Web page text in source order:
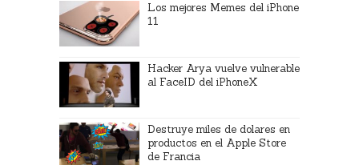
Los mejores Memes del iPhone
11
Hacker Arya vuelve vulnerable
al FaceID del iPhoneX
Destruye miles de dolares en
productos en el Apple Store
de Francia